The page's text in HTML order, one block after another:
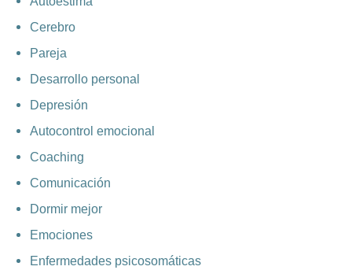
Cerebro
Pareja
Desarrollo personal
Depresión
Autocontrol emocional
Coaching
Comunicación
Dormir mejor
Emociones
Enfermedades psicosomáticas